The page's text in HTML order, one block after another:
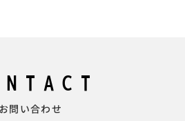
お問い合わせ